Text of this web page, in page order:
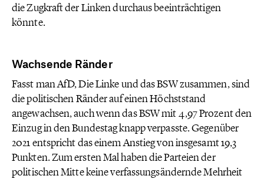
die Zugkraft der Linken durchaus beeinträchtigen
könnte.
Wachsende Ränder
Fasst man AfD, Die Linke und das BSW zusammen, sind
die politischen Ränder auf einen Höchststand
angewachsen, auch wenn das BSW mit 4,97 Prozent den
Einzug in den Bundestag knapp verpasste. Gegenüber
2021 entspricht das einem Anstieg von insgesamt 19,3
Punkten. Zum ersten Mal haben die Parteien der
politischen Mitte keine verfassungsändernde Mehrheit